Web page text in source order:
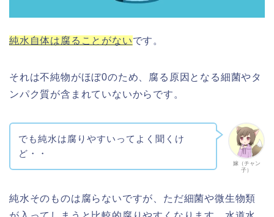
純水自体は腐ることがないです。
それは不純物がほぼ0のため、腐る原因となる細菌やタ
ンパク質が含まれていないからです。
嫁（チャン
子）
でも純水は腐りやすいってよく聞くけ
ど・・
純水そのものは腐らないですが、ただ細菌や微生物類